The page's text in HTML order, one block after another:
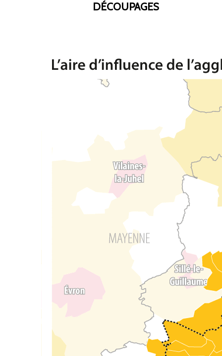
DÉCOUPAGES